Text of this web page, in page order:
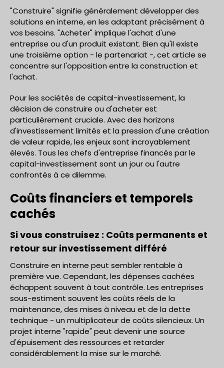
"Construire" signifie généralement développer des
solutions en interne, en les adaptant précisément à
vos besoins. "Acheter" implique l'achat d'une
entreprise ou d'un produit existant. Bien qu'il existe
une troisième option - le partenariat -, cet article se
concentre sur l'opposition entre la construction et
l'achat.
Pour les sociétés de capital-investissement, la
décision de construire ou d'acheter est
particulièrement cruciale. Avec des horizons
d'investissement limités et la pression d'une création
de valeur rapide, les enjeux sont incroyablement
élevés. Tous les chefs d'entreprise financés par le
capital-investissement sont un jour ou l'autre
confrontés à ce dilemme.
Coûts financiers et temporels
cachés
Si vous construisez : Coûts permanents et
retour sur investissement différé
Construire en interne peut sembler rentable à
première vue. Cependant, les dépenses cachées
échappent souvent à tout contrôle. Les entreprises
sous-estiment souvent les coûts réels de la
maintenance, des mises à niveau et de la dette
technique - un multiplicateur de coûts silencieux. Un
projet interne "rapide" peut devenir une source
d'épuisement des ressources et retarder
considérablement la mise sur le marché.